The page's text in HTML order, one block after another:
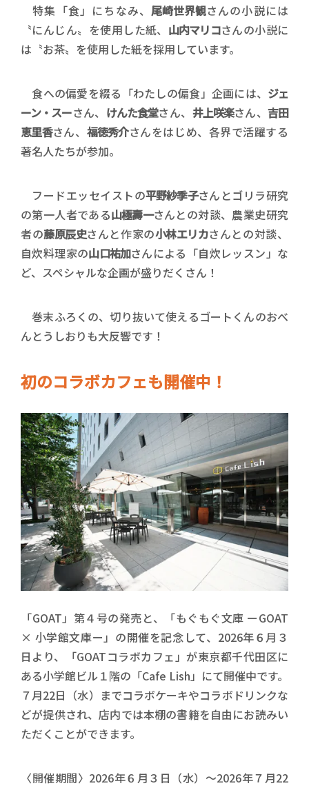
特集「食」にちなみ、尾崎世界観さんの小説には
〝にんじん〟を使用した紙、 山内マリコさんの小説に
は〝お茶〟を使用した紙を採用しています。
食への偏愛を綴る「わたしの偏食」企画には、 ジェ
ーン・スーさん、 けんた食堂さん、 井上咲楽さん、吉田
恵里香さん、 福徳秀介さんをはじめ、各界で活躍する
著名人たちが参加。
フードエッセイストの平野紗季子さんとゴリラ研究
の第一人者である山極壽一さんとの対談、農業史研究
者の藤原辰史さんと作家の小林エリカさんとの対談、
自炊料理家の山口祐加さんによる「自炊レッスン」な
ど、スペシャルな企画が盛りだくさん！
巻末ふろくの、切り抜いて使えるゴートくんのおべ
んとうしおりも大反響です！
初のコラボカフェも開催中！
「GOAT」第４号の発売と、「もぐもぐ文庫 ーGOAT
× 小学館文庫ー」の開催を記念して、2026年６月３
日より、「GOATコラボカフェ」が東京都千代田区に
ある小学館ビル１階の「Cafe Lish」にて開催中です。
７月22日（水）までコラボケーキやコラボドリンクな
どが提供され、店内では本棚の書籍を自由にお読みい
ただくことができます。
〈開催期間〉2026年６月３日（水）～2026年７月22